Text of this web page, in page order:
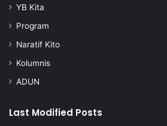
l
a
R
a
YB Kita
Program
Naratif Kito
Kolumnis
ADUN
Last Modified Posts